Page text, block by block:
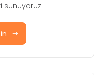
sunuyoruz.